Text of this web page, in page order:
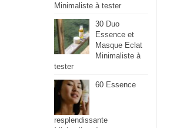
Minimaliste à tester
30 Duo
Essence et
Masque Eclat
Minimaliste à
tester
60 Essence
resplendissante